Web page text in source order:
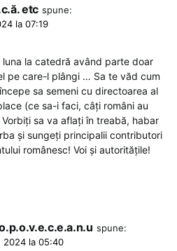
etc spune:
la 07:19
la catedră având parte doar
pe care-l plângi … Sa te văd cum
sa semeni cu directoarea al
(ce sa-i faci, câți români au
sa va aflați în treabă, habar
și sungeți principalii contributori
românesc! Voi și autoritățile!
spune:
2024 la 05:40